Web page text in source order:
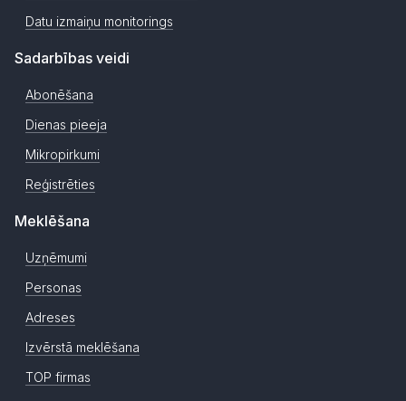
Datu izmaiņu monitorings
Sadarbības veidi
Abonēšana
Dienas pieeja
Mikropirkumi
Reģistrēties
Meklēšana
Uzņēmumi
Personas
Adreses
Izvērstā meklēšana
TOP firmas